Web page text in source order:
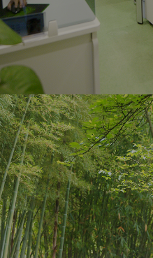
梯田创想家、番茄树空
间设计项目公司成立，
加速幼教产业链布局
2018
正式升级为中国高品质
幼儿园运营整体解决方